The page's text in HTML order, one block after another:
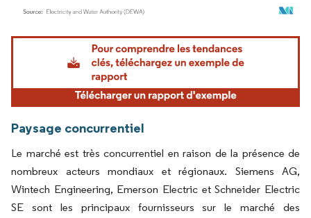
Image © Mordor Intelligence. La réutilisation nécessite une attribution sous CC BY
Paysage concurrentiel
Le marché est très concurrentiel en raison de la présence de
nombreux acteurs mondiaux et régionaux. Siemens AG,
Wintech Engineering, Emerson Electric et Schneider Electric
SE sont les principaux fournisseurs sur le marché des